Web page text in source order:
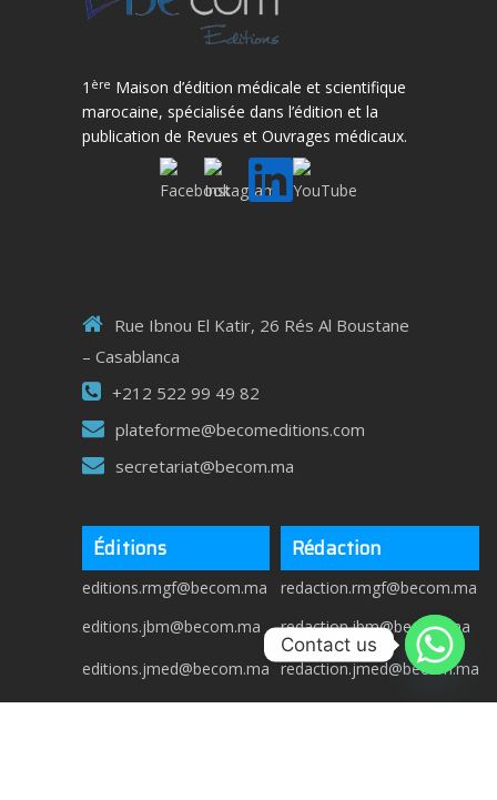
1 ère Maison d’édition médicale et scientifique
marocaine, spécialisée dans l’édition et la
publication de Revues et Ouvrages médicaux.
Rue Ibnou El Katir, 26 Rés Al Boustane
– Casablanca
+212 522 99 49 82
plateforme@becomeditions.com
secretariat@becom.ma
Éditions
editions.rmgf@becom.ma
editions.jbm@becom.ma
editions.jmed@becom.ma
Rédaction
redaction.rmgf@becom.ma
redaction.jbm@becom.ma
redaction.jmed@becom.ma
Contact us